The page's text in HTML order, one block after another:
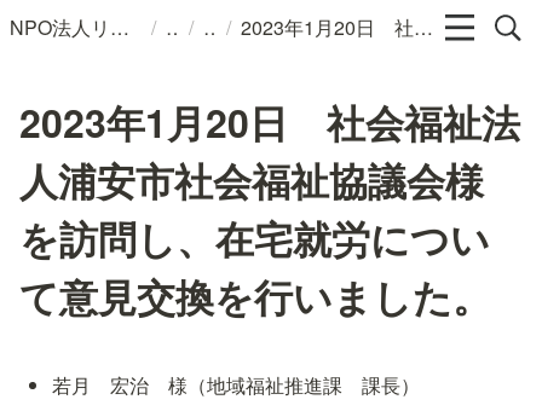
NPO法人リンパカフェ / / / 2023年1月20日 社会福祉法人浦安市社会福祉協議会様を訪問し、在宅就労について意見交換を行いました。
2023年1月20日 社会福祉法
人浦安市社会福祉協議会様
を訪問し、在宅就労につい
て意見交換を行いました。
若月　宏治　様（地域福祉推進課　課長）